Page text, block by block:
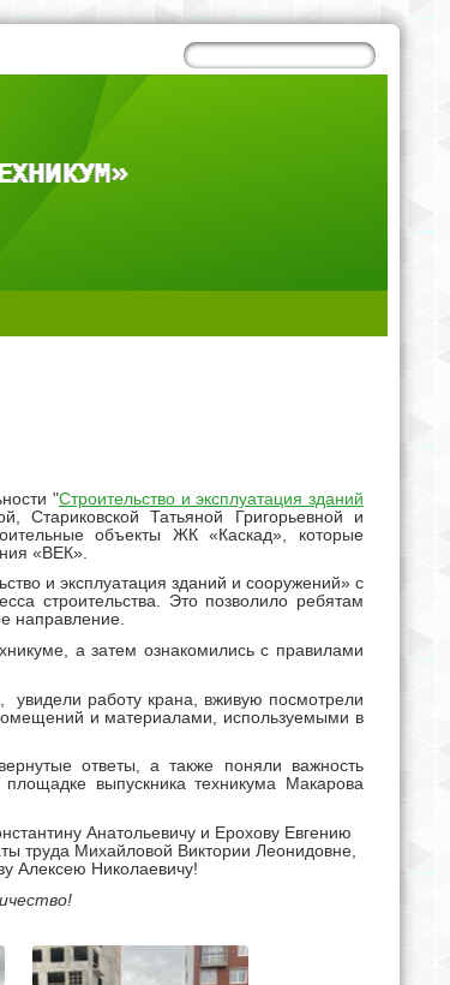
"Строительство и эксплуатация зданий
Стариковской Татьяной Григорьевной и
объекты ЖК «Каскад», которые
«ВЕК».
и эксплуатация зданий и сооружений» с
строительства. Это позволило ребятам
направление.
а затем ознакомились с правилами
увидели работу крана, вживую посмотрели
и материалами, используемыми в
ответы, а также поняли важность
выпускника техникума Макарова
Анатольевичу и Ерохову Евгению
труда Михайловой Виктории Леонидовне,
Алексею Николаевичу!